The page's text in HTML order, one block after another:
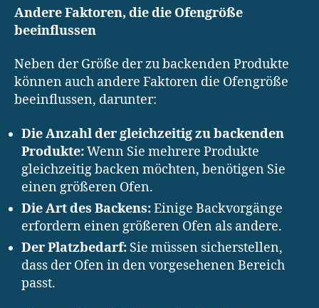
Andere Faktoren, die die Ofengröße
beeinflussen
Neben der Größe der zu backenden Produkte
können auch andere Faktoren die Ofengröße
beeinflussen, darunter:
Die Anzahl der gleichzeitig zu backenden
Produkte:Wenn Sie mehrere Produkte
gleichzeitig backen möchten, benötigen Sie
einen größeren Ofen.
Die Art des Backens:Einige Backvorgänge
erfordern einen größeren Ofen als andere.
Der Platzbedarf: Sie müssen sicherstellen,
dass der Ofen in den vorgesehenen Bereich
passt.